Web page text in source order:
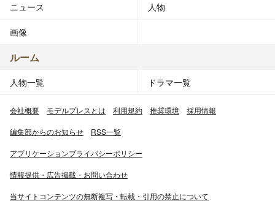
ニュース 人物
画像
ルーム
人物一覧 ドラマ一覧
会社概要 モデルプレスとは 利用規約 推奨環境 採用情報
編集部からのお知らせ RSS一覧
アプリケーションプライバシーポリシー
情報提供・広告掲載・お問い合わせ
当サイトコンテンツの無断複写・転載・引用の禁止について